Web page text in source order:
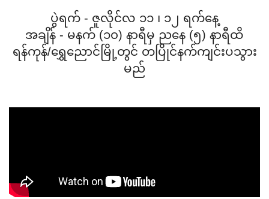
ပွဲရက် - ဇူလိုင်လ ၁၁ ၊ ၁၂ ရက်နေ့
အချိန် - မနက် (၁၀) နာရီမှ ညနေ (၅) နာရီထိ
ရန်ကုန်/ရွှေညောင်မြို့တွင် တပြိုင်နက်ကျင်းပသွား
မည်